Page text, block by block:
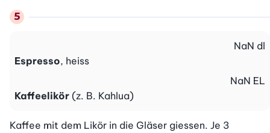
Espresso, heiss
NaN dl
Kaffeelikör (z. B. Kahlua)
NaN EL
Kaffee mit dem Likör in die Gläser giessen. Je 3